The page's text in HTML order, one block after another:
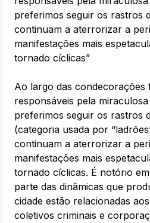
preferimos seguir os rastros
continuam a aterrorizar a
manifestações mais
tornado cíclicas”
Ao largo das condecorações
responsáveis pela
preferimos seguir os rastros
(categoria usada por
continuam a aterrorizar a
manifestações mais
tornado cíclicas. É notório
parte das dinâmicas que
cidade estão relacionadas
coletivos criminais e